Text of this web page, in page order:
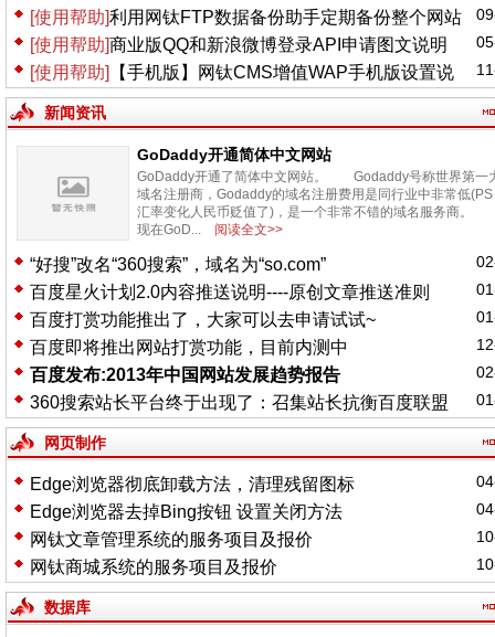
[使用帮助]利用网钛FTP数据备份助手定期备份整个网站
[使用帮助]商业版QQ和新浪微博登录API申请图文说明
[使用帮助] 【手机版】网钛CMS增值WAP手机版设置说
明新闻资讯
GoDaddy开通简体中文网站
GoDaddy开通了简体中文网站。 Godaddy号称世界第一
域名注册商，Godaddy的域名注册费用是同行业中非常低
汇率变化人民币贬值了)，是一个非常不错的域名服务商
现在GoD...
阅读全文>>
“好搜”改名“360搜索”，域名为“so.com”
百度星火计划2.0内容推送说明----原创文章推送准则
百度打赏功能推出了，大家可以去申请试试~
百度即将推出网站打赏功能，目前内测中
百度发布:2013年中国网站发展趋势报告
360搜索站长平台终于出现了：召集站长抗衡百度联盟
网页制作
Edge浏览器彻底卸载方法，清理残留图标
Edge浏览器去掉Bing按钮 设置关闭方法
网钛文章管理系统的服务项目及报价
网钛商城系统的服务项目及报价
数据库